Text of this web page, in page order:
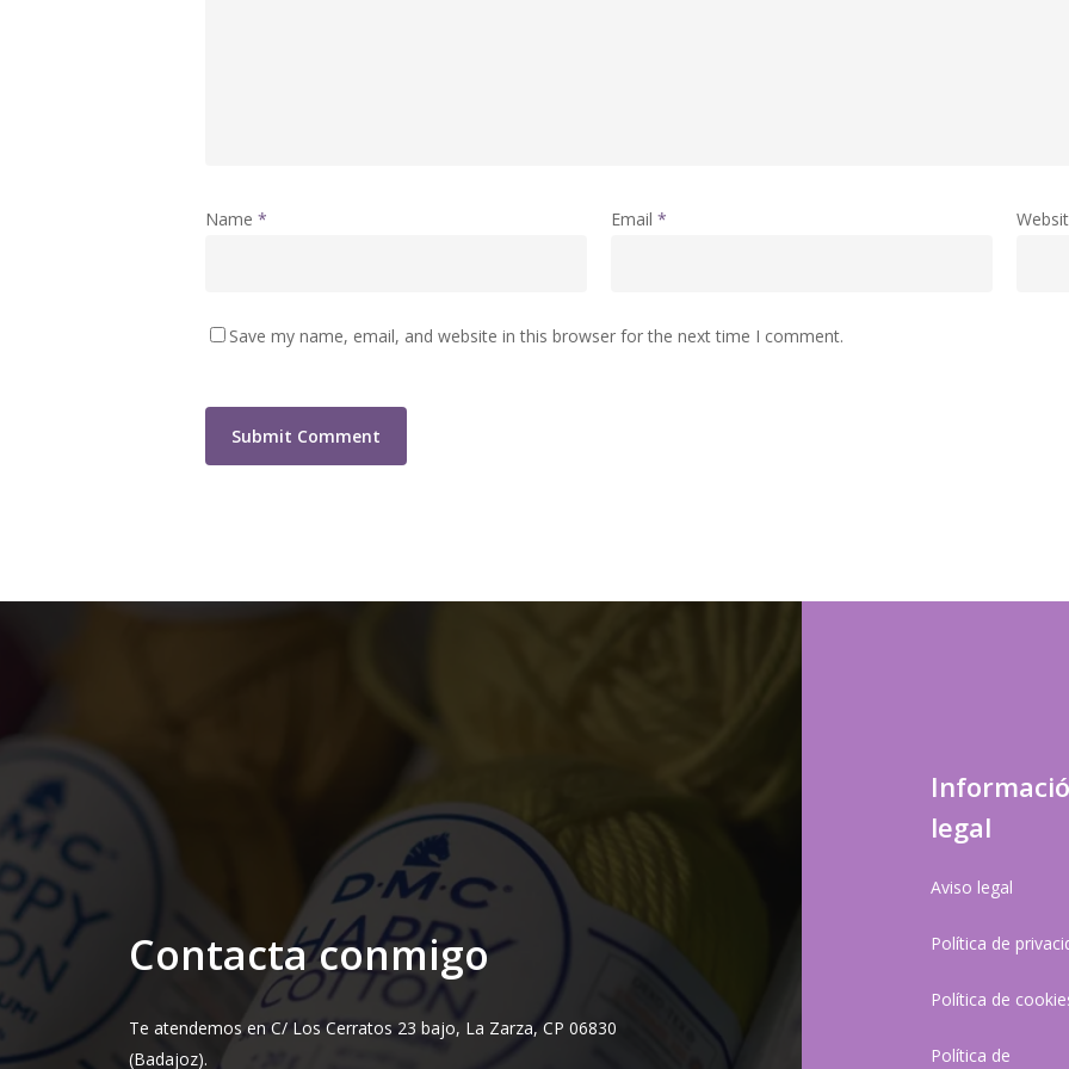
Name * Email *
Save my name, email, and website in this browser for the next time I comment.
Contacta conmigo
Te atendemos en C/ Los Cerratos 23 bajo, La Zarza, CP 06830
(Badajoz).
legal
Aviso legal
Política de
Política de
Política de